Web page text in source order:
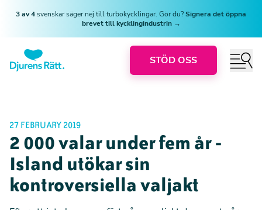
3 av 4svenskar säger nej till turbokycklingar. Gör du?Signera det öppna
brevet till kycklingindustrin →
STÖD OSS
27 FEBRUARY 2019
2 000 valar under fem år -
Island utökar sin
kontroversiella valjakt